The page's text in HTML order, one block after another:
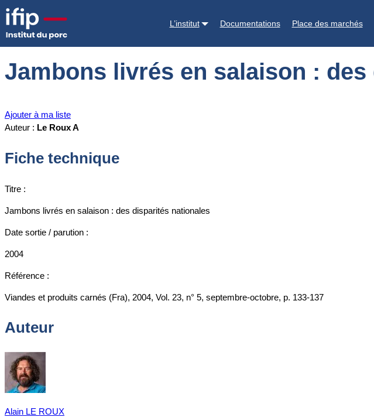
L’institut Documentations Place des marchés
Accueil Documentations
Jambons livrés en salaison :
Ajouter à ma liste
Auteur : Le Roux A
Fiche technique
Titre :
Jambons livrés en salaison : des disparités nationales
Date sortie / parution :
2004
Référence :
Viandes et produits carnés (Fra), 2004, Vol. 23, n° 5, septembre-octobre, p. 133-137
Auteur
Alain LE ROUX